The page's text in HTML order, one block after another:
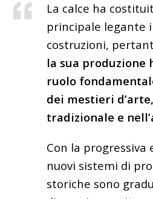
La calce ha
principale legante
costruzioni,
la sua produzione
ruolo
dei mestieri
tradizionale e
Con la progressiva
nuovi sistemi di
storiche sono